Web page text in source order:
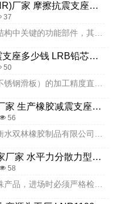
天然橡胶支座(LNR)厂家 摩擦抗震支座生产厂家 生产橡胶减震支座生产厂家
37
橡胶支座作为建筑结构中关键的功能部件，其设计选型、安装精度与后期维护共同决定了结构的安全性与耐久性。在实际工程中，应结合具体跨径、位移需求及抗震设防目标，合理选...
LRB700橡胶隔震支座多少钱 LRB铅芯支座厂家电话 铅芯减橡胶隔震支座生产厂家
50
厚叠层隔震支座厂家 生产橡胶减震支座厂家 高层隔震支座生产厂家
56
建筑隔震支座商家厂家 水平力分散力型橡胶隔震支座生产厂家 LRB900-II型隔震支座厂家
58